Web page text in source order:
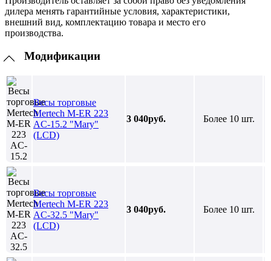
дилера менять гарантийные условия, характеристики,
внешний вид, комплектацию товара и место его
производства.
Модификации
Весы торговые
Mertech M-ER 223
AC-15.2 "Mary"
(LCD)
3 040руб. Более 10 шт.
Весы торговые
Mertech M-ER 223
AC-32.5 "Mary"
(LCD)
3 040руб. Более 10 шт.